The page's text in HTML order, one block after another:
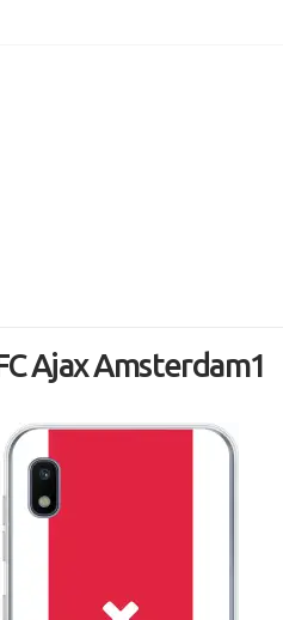
Ajax Amsterdam1